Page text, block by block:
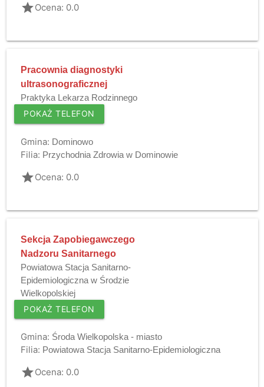
gradeOcena: 0.0
Pracownia diagnostyki
ultrasonograficznej
Praktyka Lekarza Rodzinnego
POKAŻ TELEFON
Gmina: Dominowo
Filia: Przychodnia Zdrowia w Dominowie
gradeOcena: 0.0
Sekcja Zapobiegawczego
Nadzoru Sanitarnego
Powiatowa Stacja Sanitarno-
Epidemiologiczna w Środzie
Wielkopolskiej
POKAŻ TELEFON
Gmina: Środa Wielkopolska - miasto
Filia: Powiatowa Stacja Sanitarno-Epidemiologiczna
gradeOcena: 0.0